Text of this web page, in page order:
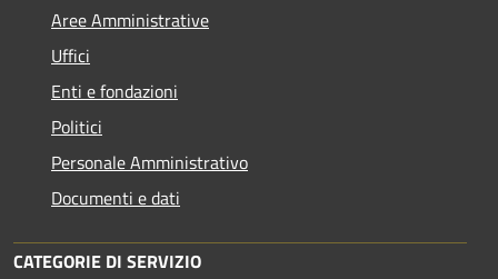
Aree Amministrative
Uffici
Enti e fondazioni
Politici
Personale Amministrativo
Documenti e dati
CATEGORIE DI SERVIZIO